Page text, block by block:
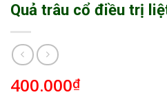
Quả trâu cổ điều trị
400.000₫